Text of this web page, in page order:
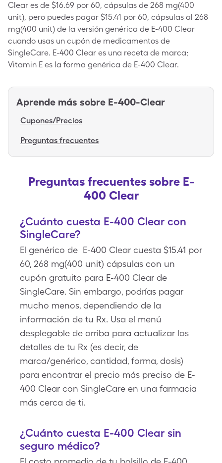
Clear es de $16.69 por 60, cápsulas de 268 mg(400
unit), pero puedes pagar $15.41 por 60, cápsulas al 268
mg(400 unit) de la versión genérica de E-400 Clear
cuando usas un cupón de medicamentos de
SingleCare. E-400 Clear es una receta de marca;
Vitamin E es la forma genérica de E-400 Clear.
Aprende más sobre E-400-Clear
Cupones/Precios
Preguntas frecuentes
Preguntas frecuentes sobre E-
400 Clear
¿Cuánto cuesta E-400 Clear con
SingleCare?
El genérico de E-400 Clear cuesta $15.41 por
60, 268 mg(400 unit) cápsulas con un
cupón gratuito para E-400 Clear de
SingleCare. Sin embargo, podrías pagar
mucho menos, dependiendo de la
información de tu Rx. Usa el menú
desplegable de arriba para actualizar los
detalles de tu Rx (es decir, de
marca/genérico, cantidad, forma, dosis)
para encontrar el precio más preciso de E-
400 Clear con SingleCare en una farmacia
más cerca de ti.
¿Cuánto cuesta E-400 Clear sin
seguro médico?